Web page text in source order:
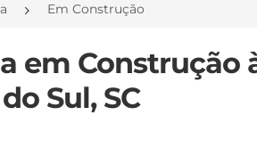
Em Construção
em Construção
Sul, SC